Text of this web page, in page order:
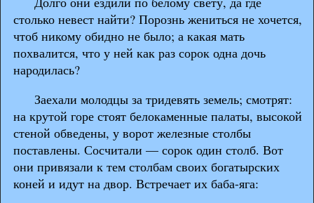
столько невест найти? Порознь жениться не хочется,
чтоб никому обидно не было; а какая мать
похвалится, что у ней как раз сорок одна дочь
народилась?
Заехали молодцы за тридевять земель; смотрят:
на крутой горе стоят белокаменные палаты, высокой
стеной обведены, у ворот железные столбы
поставлены. Сосчитали — сорок один столб. Вот
они привязали к тем столбам своих богатырских
коней и идут на двор. Встречает их баба-яга: